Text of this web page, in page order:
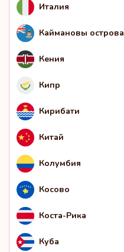
Италия
Каймановы острова
Кения
Кипр
Кирибати
Китай
Колумбия
Косово
Коста-Рика
Куба